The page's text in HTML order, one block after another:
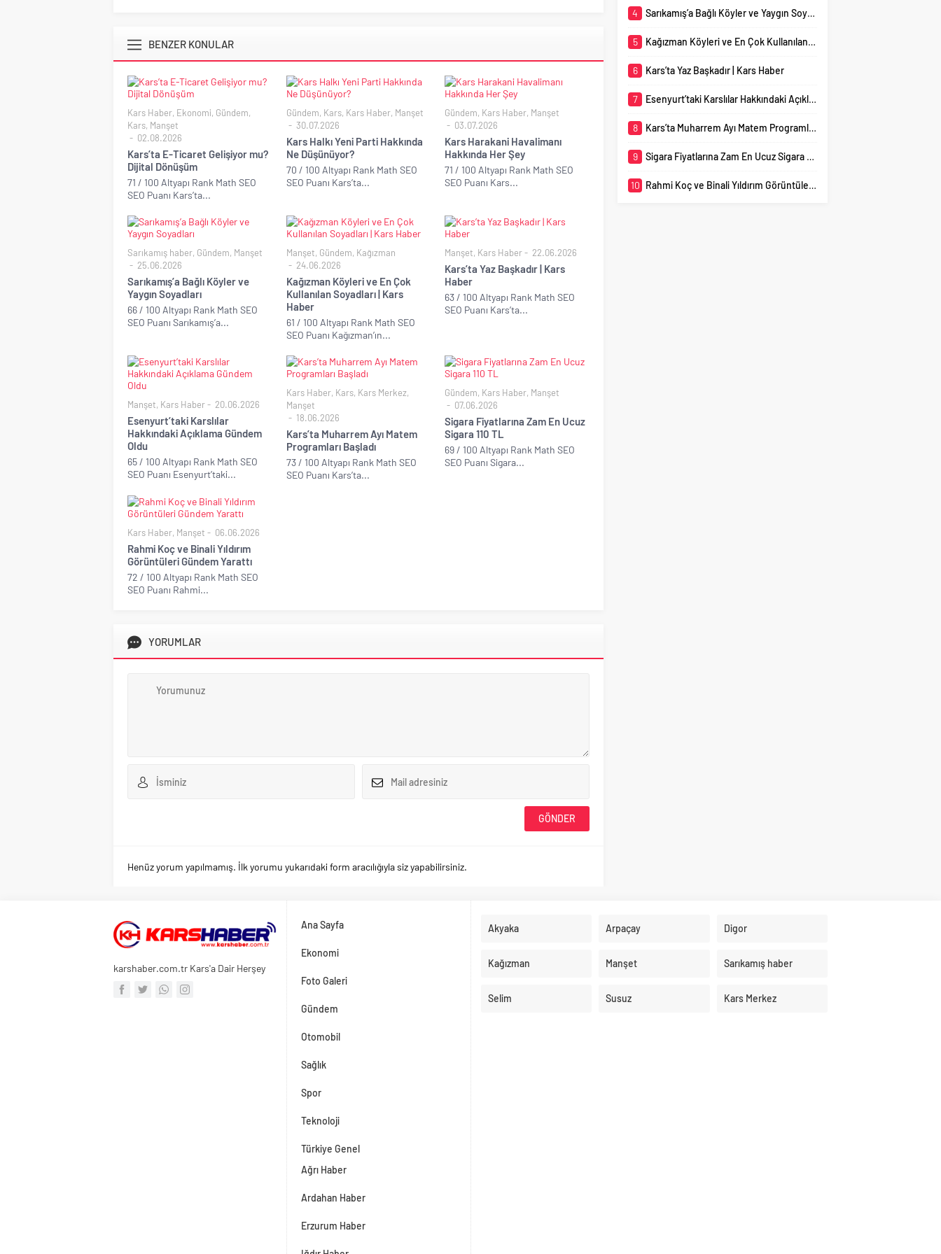
BENZER KONULAR
Kars Haber, Ekonomi, Gündem,
Kars, Manşet
02.08.2026
Kars’ta E-Ticaret Gelişiyor mu?
Dijital Dönüşüm
71 / 100 Altyapı Rank Math SEO
SEO Puanı Kars’ta...
Gündem, Kars, Kars Haber, Manşet
30.07.2026
Kars Halkı Yeni Parti Hakkında
Ne Düşünüyor?
70 / 100 Altyapı Rank Math SEO
SEO Puanı Kars’ta...
Gündem, Kars Haber, Manşet
03.07.2026
Kars Harakani Havalimanı
Hakkında Her Şey
71 / 100 Altyapı Rank Math SEO
SEO Puanı Kars...
Sarıkamış haber, Gündem, Manşet
25.06.2026
Sarıkamış’a Bağlı Köyler ve
Yaygın Soyadları
66 / 100 Altyapı Rank Math SEO
SEO Puanı Sarıkamış’a...
Manşet, Gündem, Kağızman
24.06.2026
Kağızman Köyleri ve En Çok
Kullanılan Soyadları | Kars
Haber
61 / 100 Altyapı Rank Math SEO
SEO Puanı Kağızman’ın...
Manşet, Kars Haber 22.06.2026
Kars’ta Yaz Başkadır | Kars
Haber
63 / 100 Altyapı Rank Math SEO
SEO Puanı Kars’ta...
Manşet, Kars Haber 20.06.2026
Esenyurt’taki Karslılar
Hakkındaki Açıklama Gündem
Oldu
65 / 100 Altyapı Rank Math SEO
SEO Puanı Esenyurt’taki...
Kars Haber, Kars, Kars Merkez,
Manşet
18.06.2026
Kars’ta Muharrem Ayı Matem
Programları Başladı
73 / 100 Altyapı Rank Math SEO
SEO Puanı Kars’ta...
Gündem, Kars Haber, Manşet
07.06.2026
Sigara Fiyatlarına Zam En Ucuz
Sigara 110 TL
69 / 100 Altyapı Rank Math SEO
SEO Puanı Sigara...
Kars Haber, Manşet 06.06.2026
Rahmi Koç ve Binali Yıldırım
Görüntüleri Gündem Yarattı
72 / 100 Altyapı Rank Math SEO
SEO Puanı Rahmi...
YORUMLAR
Henüz yorum yapılmamış. İlk yorumu yukarıdaki form aracılığıyla siz yapabilirsiniz.
düzenlenmeye başladı.
tarihinin en önemli
kabul edilen...
4 Sarıkamış’a Bağlı Köyler ve Yaygın Soyadları
5 Kağızman Köyleri ve En Çok Kullanılan Soyadları | Kars Haber
6 Kars’ta Yaz Başkadır | Kars Haber
7 Esenyurt’taki Karslılar Hakkındaki Açıklama Gündem Oldu
8 Kars’ta Muharrem Ayı Matem Programları Başladı
9 Sigara Fiyatlarına Zam En Ucuz Sigara 110 TL
10 Rahmi Koç ve Binali Yıldırım Görüntüleri Gündem Yarattı
karshaber.com.tr Kars'a Dair Herşey
Ana Sayfa
Ekonomi
Foto Galeri
Gündem
Otomobil
Sağlık
Spor
Teknoloji
Türkiye Genel
Ağrı Haber
Ardahan Haber
Erzurum Haber
Akyaka Arpaçay Digor
Kağızman Manşet Sarıkamış haber
Selim Susuz Kars Merkez